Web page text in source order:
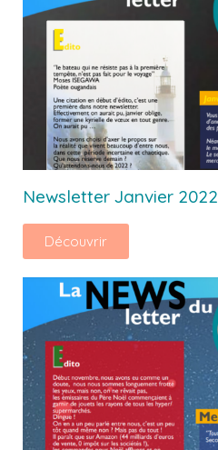
Newsletter Janvier 2022
Découvrir